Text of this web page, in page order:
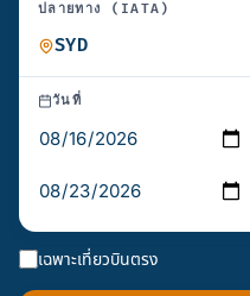
ปลายทาง (IATA)
วันที่
เฉพาะเที่ยวบินตรง